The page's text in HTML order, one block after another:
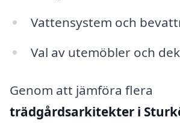
Vattensystem och
Val av utemöbler och
Genom att jämföra flera
trädgårdsarkitekter i